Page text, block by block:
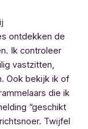
ontdekken de
Ik controleer
vastzitten,
Ook bekijk ik of
die ik
“geschikt
Twijfel